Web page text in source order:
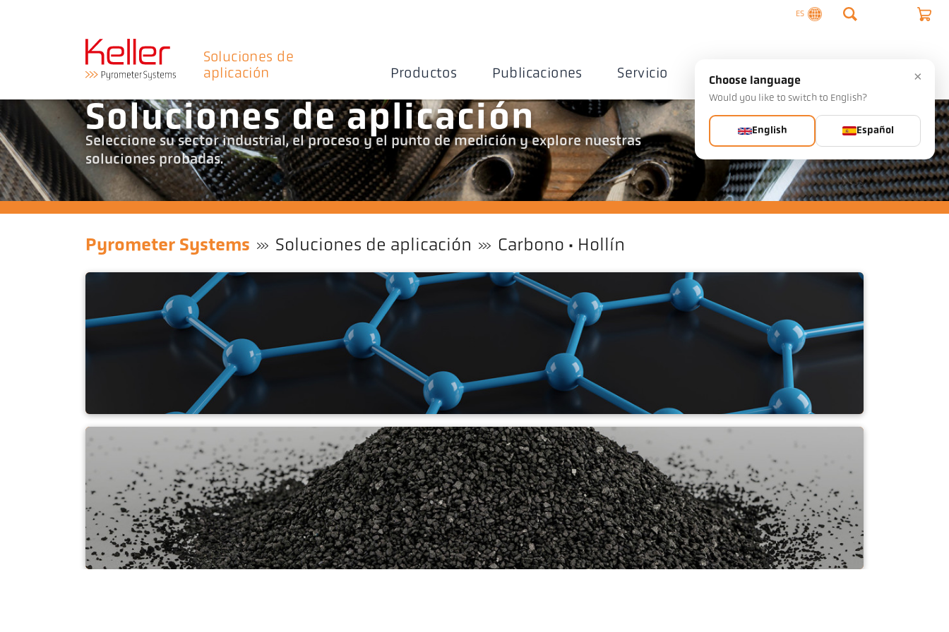
ES
Soluciones de
aplicación
Productos Publicaciones Servicio Empresa Contactos
Soluciones de aplicación
Seleccione su sector industrial, el proceso y el punto de medición y explore nuestras
soluciones probadas.
Pyrometer Systems Soluciones de aplicación Carbono · Hollín
Carbono · Grafito · Grafeno
×
Choose language
Would you like to switch to English?
English Español